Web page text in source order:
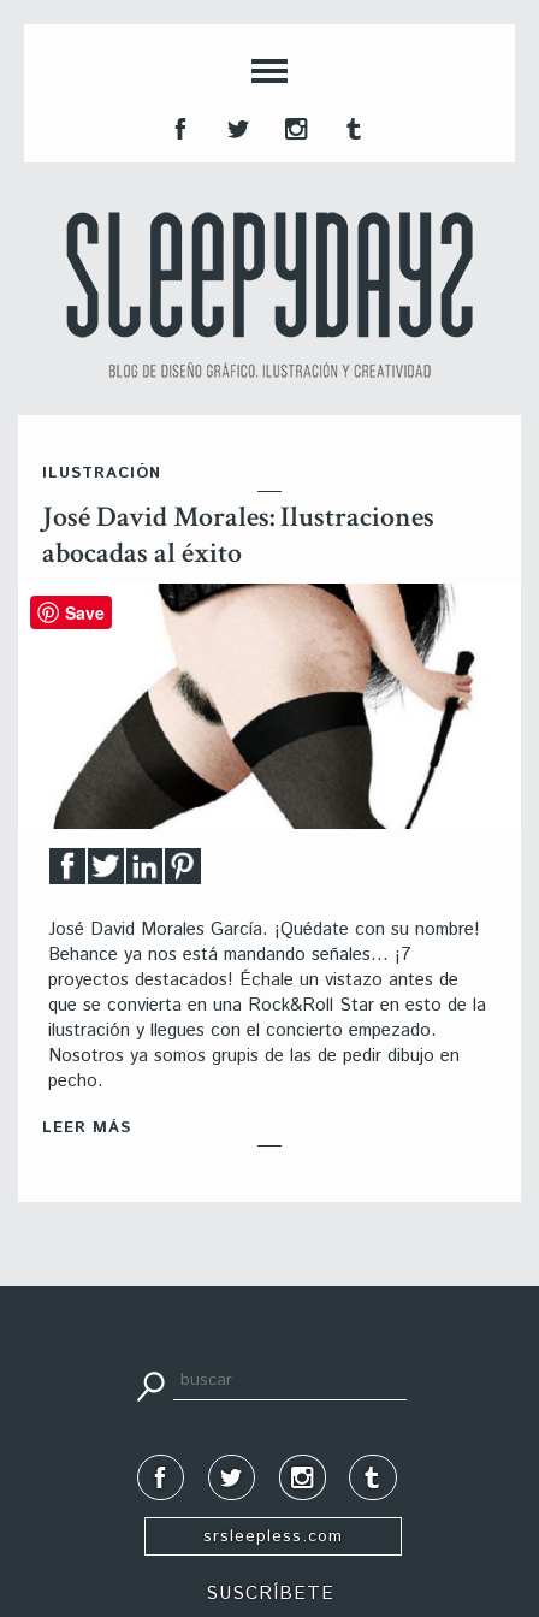
ILUSTRACIÓN
José David Morales: Ilustraciones
abocadas al éxito
José David Morales García. ¡Quédate con su nombre!
Behance ya nos está mandando señales… ¡7
proyectos destacados! Échale un vistazo antes de
que se convierta en una Rock&Roll Star en esto de la
ilustración y llegues con el concierto empezado.
Nosotros ya somos grupis de las de pedir dibujo en
pecho.
LEER MÁS
srsleepless.com
SUSCRÍBETE
Save